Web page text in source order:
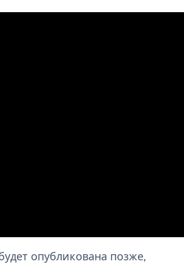
опубликована позже,